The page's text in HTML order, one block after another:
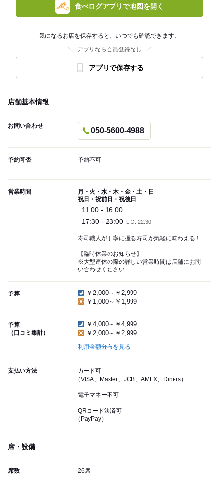
食べログアプリで地図を開く
気になるお店を保存すると、いつでも確認できます。
アプリなら会員登録なし
アプリで保存する
店舗基本情報
お問い合わせ
050-5600-4988
予約可否
予約不可
-----------
営業時間
月・火・水・木・金・土・日
祝日・祝前日・祝後日
11:00 - 16:00
17:30 - 23:00 L.O. 22:30
寿司職人が丁寧に握る寿司が気軽に味わえる！
【臨時休業のお知らせ】
※大型連休の際の詳しい営業時間は店舗にお問
い合わせください
予算
￥2,000～￥2,999
￥1,000～￥1,999
予算
（口コミ集計）
￥4,000～￥4,999
￥2,000～￥2,999
利用金額分布を見る
支払い方法
カード可
（VISA、Master、JCB、AMEX、Diners）
電子マネー不可
QRコード決済可
（PayPay）
席・設備
席数 26席